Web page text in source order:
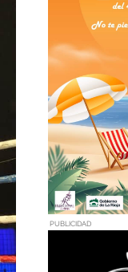
PUBLICIDAD